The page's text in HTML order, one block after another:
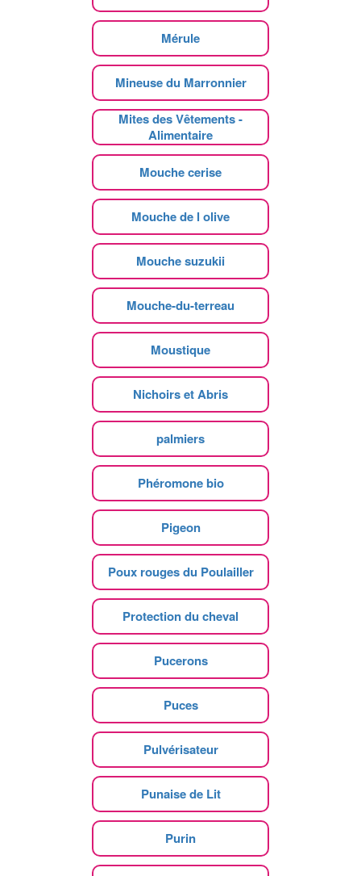
Mérule
Mineuse du Marronnier
Mites des Vêtements -
Alimentaire
Mouche cerise
Mouche de l olive
Mouche suzukii
Mouche-du-terreau
Moustique
Nichoirs et Abris
palmiers
Phéromone bio
Pigeon
Poux rouges du Poulailler
Protection du cheval
Pucerons
Puces
Pulvérisateur
Punaise de Lit
Purin